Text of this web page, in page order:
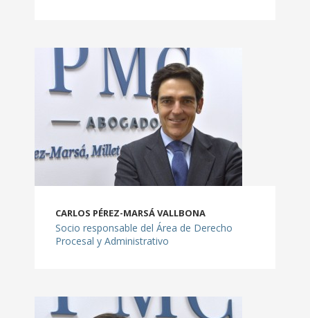
- INMOBILIARIO
- INTERNACIONAL
- GRANDES EVENTOS
PMC-GESTIÓN
- LABORAL
CARLOS PÉREZ-MARSÁ VALLBONA
Socio responsable del Área de Derecho
Procesal y Administrativo